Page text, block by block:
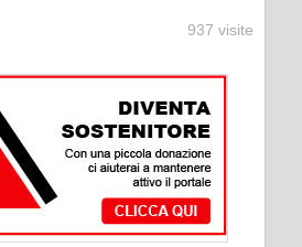
937 visite